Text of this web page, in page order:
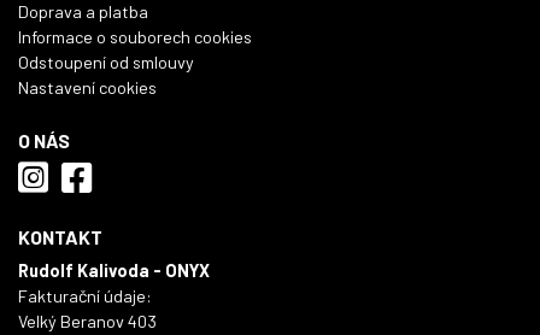
Doprava a platba
Informace o souborech cookies
Odstoupení od smlouvy
Nastavení cookies
O NÁS
KONTAKT
Rudolf Kalivoda - ONYX
Fakturační údaje:
Velký Beranov 403